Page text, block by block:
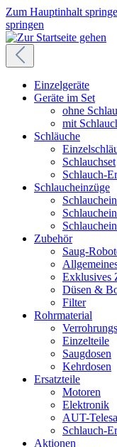
Zum Hauptinhalt
springen
Einzelgeräte
Geräte im Set
ohne
mit
Schläuche
Schlauchset
Schlauch-
Schlaucheinzüge
Zubehör
Saug-
Exklusives
Düsen &
Filter
Rohrmaterial
Einzelteile
Saugdosen
Kehrdosen
Ersatzteile
Motoren
Elektronik
AUT-
Schlauch-
Aktionen